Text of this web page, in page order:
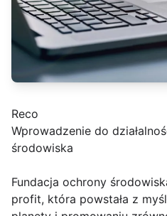
Reco
Wprowadzenie do
środowiska
Fundacja ochrony
profit, która powstała z